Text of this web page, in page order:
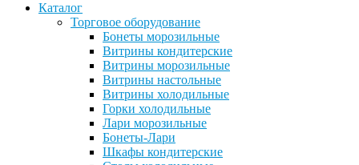
Каталог
Торговое оборудование
Бонеты морозильные
Витрины кондитерские
Витрины морозильные
Витрины настольные
Витрины холодильные
Горки холодильные
Лари морозильные
Бонеты-Лари
Шкафы кондитерские